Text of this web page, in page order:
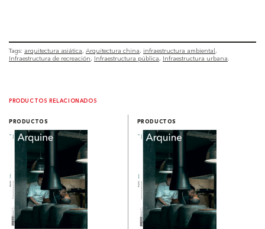
Tags: arquitectura asiática Arquitectura china
infraestructura ambiental
Infraestructura de recreación
Infraestructura pública Infraestructura urbana
PRODUCTOS RELACIONADOS
PRODUCTOS PRODUCTOS